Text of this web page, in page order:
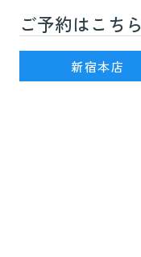
ご予約はこちら
新宿本店